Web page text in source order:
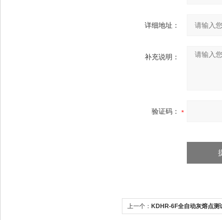
详细地址：
补充说明：
验证码：
上一个： KDHR-6F全自动灰熔点测